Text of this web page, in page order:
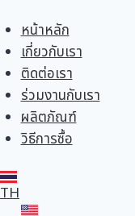
หน้าหลัก
เกี่ยวกับเรา
ติดต่อเรา
ร่วมงานกับเรา
ผลิตภัณฑ์
วิธีการซื้อ
TH